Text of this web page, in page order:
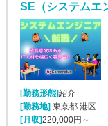
[勤務形態]紹介
[勤務地] 東京都 港区
[月収]220,000円～